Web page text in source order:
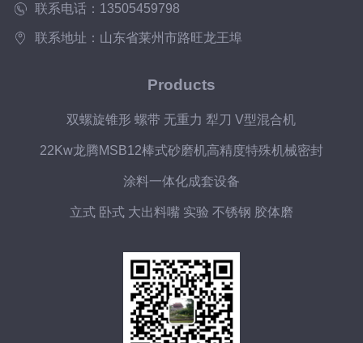
联系电话：13505459798
联系地址：山东省莱州市路旺龙王埠
Products
双螺旋锥形 螺带 无重力 犁刀 V型混合机
22Kw龙腾MSB12棒式砂磨机高精度特殊机械密封
涂料一体化成套设备
立式 卧式 大出料嘴 实验 不锈钢 胶体磨